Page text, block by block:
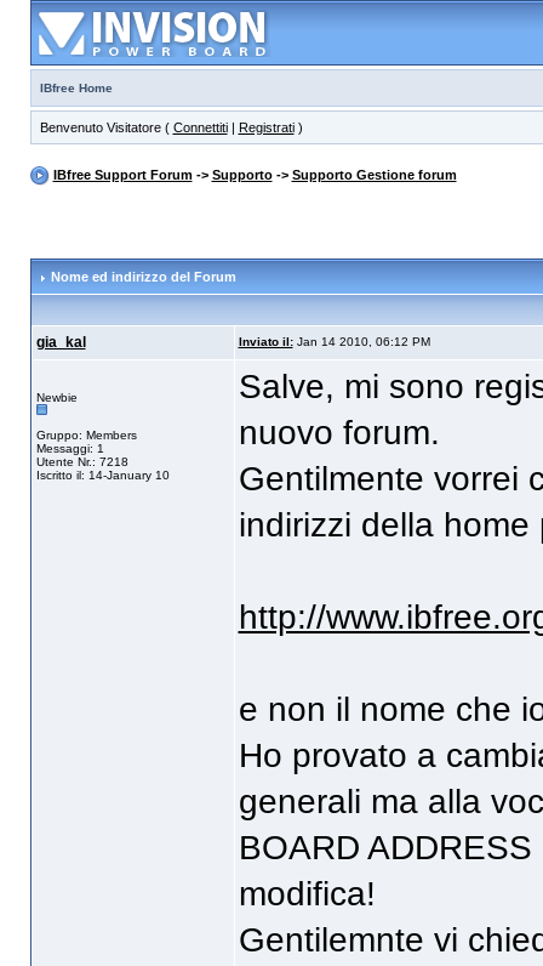
IBfree Home
Benvenuto Visitatore ( Connettiti| Registrati)
IBfree Support Forum-> Supporto-> Supporto Gestione forum
Nome ed indirizzo del Forum
gia_kal Inviato il:Jan 14 2010, 06:12 PM
Newbie
Gruppo: Members
Messaggi: 1
Utente Nr.: 7218
Iscritto il: 14-January 10
Salve, mi sono
nuovo forum.
Gentilmente vorrei
indirizzi della
http://
e non il nome che
Ho provato a
generali ma alla
BOARD
modifica!
Gentilemnte vi